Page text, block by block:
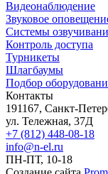
Видеонаблюдение
Звуковое
Системы
Контроль доступа
Турникеты
Шлагбаумы
Подбор
Контакты
191167, Санкт-
ул. Тележная, 37Д
+7 (812) 448-08-18
info@n-el.ru
ПН-ПТ, 10-18